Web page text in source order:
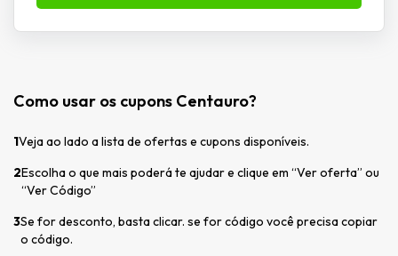
Como usar os cupons Centauro?
1Veja ao lado a lista de ofertas e cupons disponíveis.
2Escolha o que mais poderá te ajudar e clique em “Ver oferta” ou
“Ver Código”
3Se for desconto, basta clicar. se for código você precisa copiar
o código.